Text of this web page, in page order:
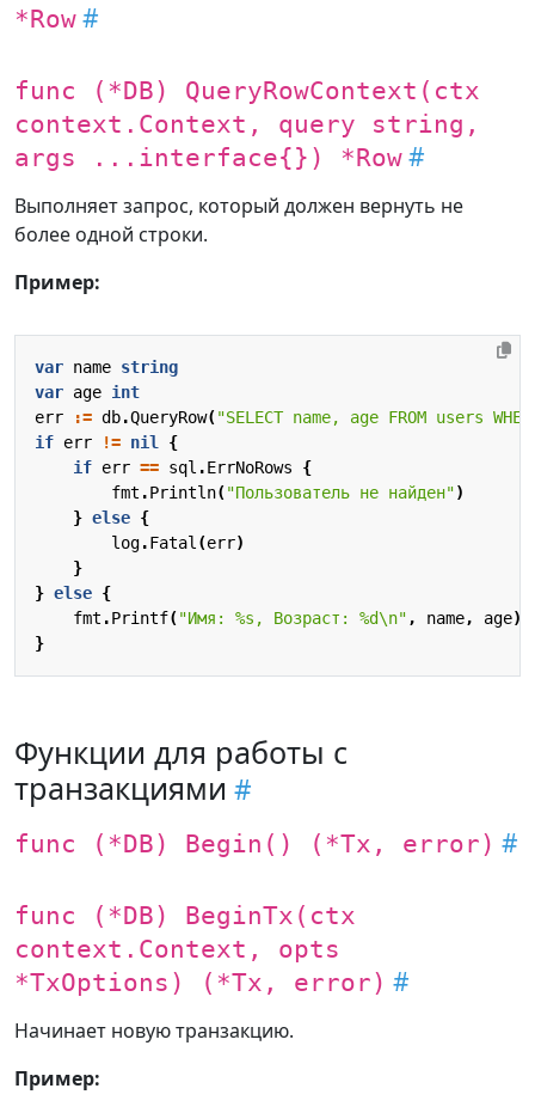
*Row
func (*DB) QueryRowContext(ctx
context.Context, query string,
args ...interface{}) *Row
Выполняет запрос, который должен вернуть не
более одной строки.
Пример:
var name string
var age int
err
:= db.QueryRow("SELECT name, age FROM users
if err != nil
{
if err == sql .ErrNoRows
{
fmt .Println("Пользователь не найден")
} else {
log.Fatal (err)
}
} else {
fmt .Printf("Имя: %s, Возраст: %d\n" , name, age)
}
Функции для работы с
транзакциями
func (*DB) Begin() (*Tx, error)
func (*DB) BeginTx(ctx
context.Context, opts
*TxOptions) (*Tx, error)
Начинает новую транзакцию.
Пример: